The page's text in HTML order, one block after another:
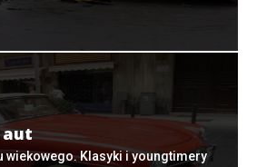
aut
wiekowego. Klasyki i youngtimery